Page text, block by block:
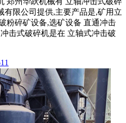
有限公司提供,主要产品是,矿用立
粉碎矿设备,选矿设备 直通冲击
击式破碎机是在 立轴式冲击破